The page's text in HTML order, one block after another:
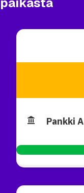
Pankki A